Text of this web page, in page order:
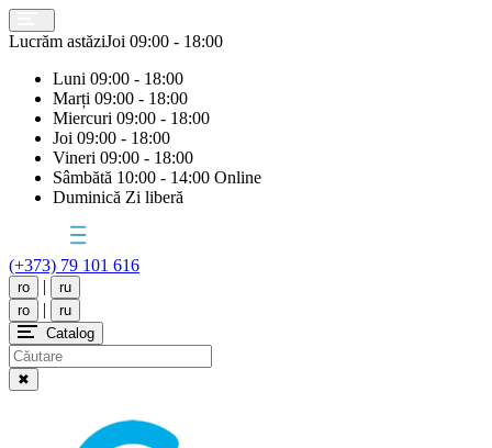
Lucrăm astăziJoi 09:00 - 18:00
Luni 09:00 - 18:00
Marți 09:00 - 18:00
Miercuri 09:00 - 18:00
Joi 09:00 - 18:00
Vineri 09:00 - 18:00
Sâmbătă 10:00 - 14:00 Online
Duminică Zi liberă
(+373) 79 101 616
ro |
ru
ro
|
ru
Catalog
✖